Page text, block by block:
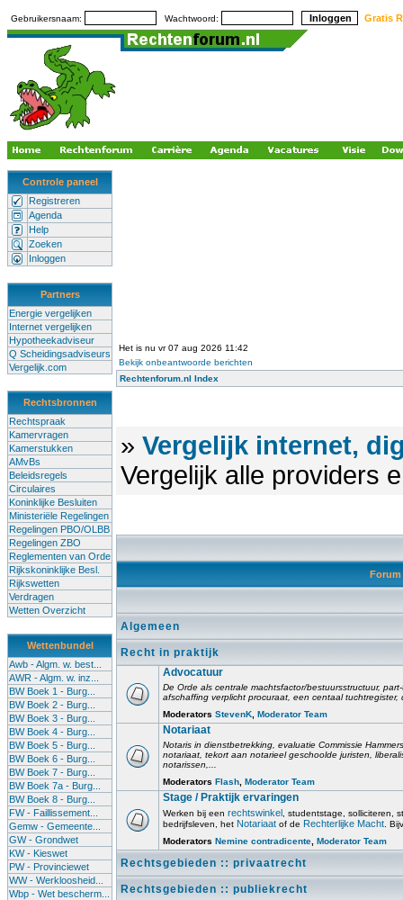
Gebruikersnaam: Wachtwoord: Gratis
Controle paneel
Registreren
Agenda
Help
Zoeken
Inloggen
Partners
Energie vergelijken
Internet vergelijken
Hypotheekadviseur
Q Scheidingsadviseurs
Vergelijk.com
Rechtsbronnen
Rechtspraak
Kamervragen
Kamerstukken
AMvBs
Beleidsregels
Circulaires
Koninklijke Besluiten
Ministeriële Regelingen
Regelingen PBO/OLBB
Regelingen ZBO
Reglementen van Orde
Rijkskoninklijke Besl.
Rijkswetten
Verdragen
Wetten Overzicht
Wettenbundel
Awb - Algm. w. best...
AWR - Algm. w. inz...
BW Boek 1 - Burg...
BW Boek 2 - Burg...
BW Boek 3 - Burg...
BW Boek 4 - Burg...
BW Boek 5 - Burg...
BW Boek 6 - Burg...
BW Boek 7 - Burg...
BW Boek 7a - Burg...
BW Boek 8 - Burg...
FW - Faillissement...
Gemw - Gemeente...
GW - Grondwet
KW - Kieswet
PW - Provinciewet
WW - Werkloosheid...
Wbp - Wet bescherm...
Het is nu vr 07 aug 2026 11:42
Bekijk onbeantwoorde berichten
Rechtenforum.nl Index
» Vergelijk internet,
Vergelijk alle providers
Forum
Algemeen
Recht in praktijk
Advocatuur
De Orde als centrale machtsfactor/bestuursstructuur,
afschaffing verplicht procuraat, een centaal
Moderators StevenK Moderator Team
Notariaat
Notaris in dienstbetrekking, evaluatie Commissie
notariaat, tekort aan notarieel geschoolde juristen,
notarissen,...
Moderators Flash Moderator Team
Stage / Praktijk ervaringen
Werken bij een rechtswinkel , studentstage, solliciteren,
bedrijfsleven, het Notariaat of de Rechterlijke Macht .
Moderators Nemine contradicente Moderator Team
Rechtsgebieden :: privaatrecht
Rechtsgebieden :: publiekrecht